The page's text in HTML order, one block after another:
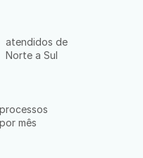
atendidos de
Norte a Sul
processos
por mês